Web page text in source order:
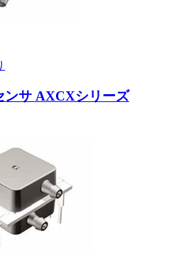
ンサ AXCXシリーズ